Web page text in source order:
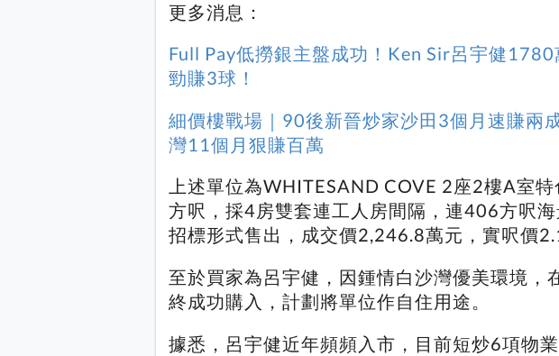
更多消息：
Full Pay低撈銀主盤成功！Ken Sir呂宇健
勁賺3球！
細價樓戰場｜90後新晉炒家沙田3個月速賺兩
灣11個月狠賺百萬
上述單位為WHITESAND COVE 2座2樓A室
方呎，採4房雙套連工人房間隔，連406方呎
招標形式售出，成交價2,246.8萬元，實呎價
至於買家為呂宇健，因鍾情白沙灣優美環境，
終成功購入，計劃將單位作自住用途。
據悉，呂宇健近年頻頻入市，目前短炒6項物